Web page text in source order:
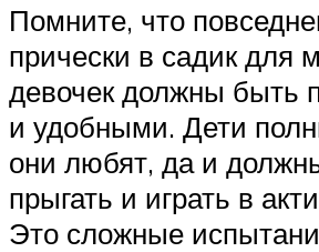
Помните, что
прически в садик для
девочек должны быть
и удобными. Дети
они любят, да и
прыгать и играть в
Это сложные